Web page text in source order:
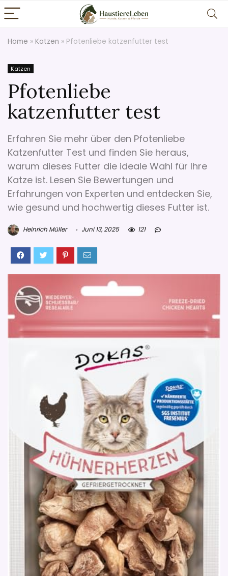
Home » Katzen » Pfotenliebe katzenfutter test
Katzen
Pfotenliebe
katzenfutter test
Erfahren Sie mehr über den Pfotenliebe
Katzenfutter Test und finden Sie heraus,
warum dieses Futter die ideale Wahl für Ihre
Katze ist. Lesen Sie Bewertungen und
Erfahrungen von Experten und entdecken Sie,
wie gesund und hochwertig dieses Futter ist.
Heinrich Müller Juni 13, 2025 121